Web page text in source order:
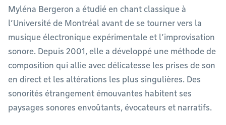
Myléna Bergeron a étudié en chant classique à
l’Université de Montréal avant de se tourner vers la
musique électronique expérimentale et l’improvisation
sonore. Depuis 2001, elle a développé une méthode de
composition qui allie avec délicatesse les prises de son
en direct et les altérations les plus singulières. Des
sonorités étrangement émouvantes habitent ses
paysages sonores envoûtants, évocateurs et narratifs.